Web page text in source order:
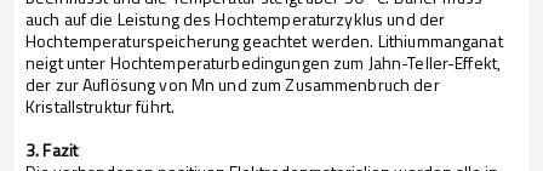
auch auf die Leistung des Hochtemperaturzyklus und der
Hochtemperaturspeicherung geachtet werden. Lithiummanganat
neigt unter Hochtemperaturbedingungen zum Jahn-Teller-Effekt,
der zur Auflösung von Mn und zum Zusammenbruch der
Kristallstruktur führt.
3. Fazit